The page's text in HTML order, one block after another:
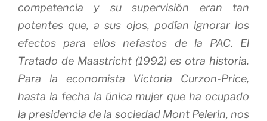
competencia y su supervisión eran tan
potentes que, a sus ojos, podían ignorarlos
efectos para ellos nefastos de la PAC. El
Tratado de Maastricht (1992) es otra historia.
Para la economista Victoria Curzon-Price,
hasta la fecha la única mujer que ha ocupado
la presidencia de la sociedad Mont Pelerin, nos